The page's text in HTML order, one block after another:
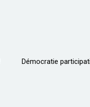
Démocratie